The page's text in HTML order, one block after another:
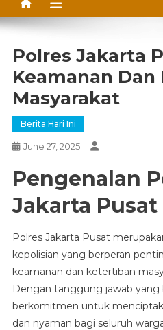
Polres Jakarta
Keamanan
Masyarakat
Berita Hari Ini
June 27, 2025
Pengenalan
Jakarta Pusat
Polres Jakarta Pusat
kepolisian yang berperan
keamanan dan ketertiban
Dengan tanggung jawab yang
berkomitmen untuk
dan nyaman bagi seluruh